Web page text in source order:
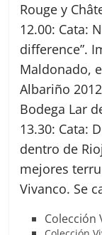
Rouge y
12.00: Cata:
difference”.
Maldonado,
Albariño
Bodega Lar
13.30: Cata:
dentro de
mejores
Vivanco. Se
Colección